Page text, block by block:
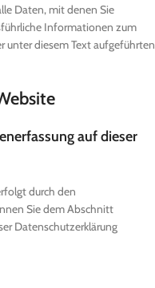
Daten, mit denen Sie
Informationen zum
unter diesem Text aufgeführten
auf dieser
durch den
Sie dem Abschnitt
Datenschutzerklärung